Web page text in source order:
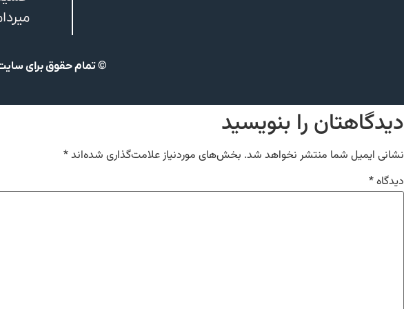
© تمام حقوق برای
دیدگاهتان را بنویسید
نشانی ایمیل شما منتشر نخواهد شد. بخش‌های موردنیاز علامت‌گذاری شده‌اند*
دیدگاه*